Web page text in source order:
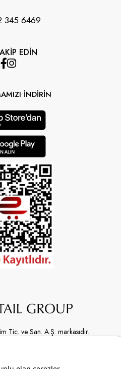
345 6469
EDİN
İNDİRİN
Tic. ve San. A.Ş. markasıdır.
Her hakkı saklıdır.